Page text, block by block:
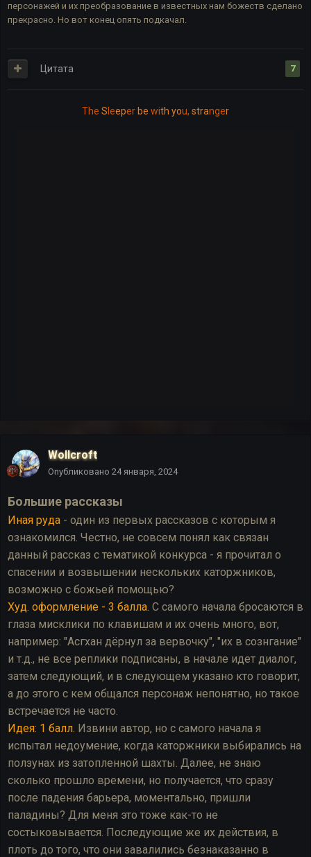
персонажей и их преобразование в известных нам божеств сделано
прекрасно. Но вот конец опять подкачал.
7
Цитата
The Sleeperbe with you, stranger
Wollcroft
Опубликовано 24 января, 2024
Большие рассказы
Иная руда - один из первых рассказов с которым я
ознакомился. Честно, не совсем понял как связан
данный рассказ с тематикой конкурса - я прочитал о
спасении и возвышении нескольких каторжников,
возможно с божьей помощью?
Худ. оформление - 3 балла. С самого начала бросаются в
глаза мисклики по клавишам и их очень много, вот,
например: "Асгхан дёрнул за вервочку", "их в сознгание"
и т.д., не все реплики подписаны, в начале идет диалог,
затем следующий, и в следующем указано кто говорит,
а до этого с кем общался персонаж непонятно, но такое
встречается не часто.
Идея: 1 балл. Извини автор, но с самого начала я
испытал недоумение, когда каторжники выбирались на
ползунах из затопленной шахты. Далее, не знаю
сколько прошло времени, но получается, что сразу
после падения барьера, моментально, пришли
паладины? Для меня это тоже как-то не
состыковывается. Последующие же их действия, в
плоть до того, что они завалились безнаказанно в